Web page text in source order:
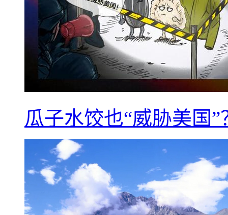
瓜子水饺也“威胁美国”